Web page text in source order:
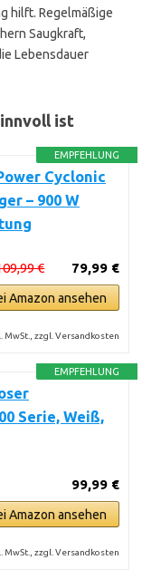
hilft. Regelmäßige
Saugkraft,
Lebensdauer
ist
EMPFEHLUNG
Cyclonic
– 900 W
79,99 €
€
Amazon ansehen
MwSt., zzgl. Versandkosten
EMPFEHLUNG
Serie, Weiß,
99,99 €
Amazon ansehen
MwSt., zzgl. Versandkosten